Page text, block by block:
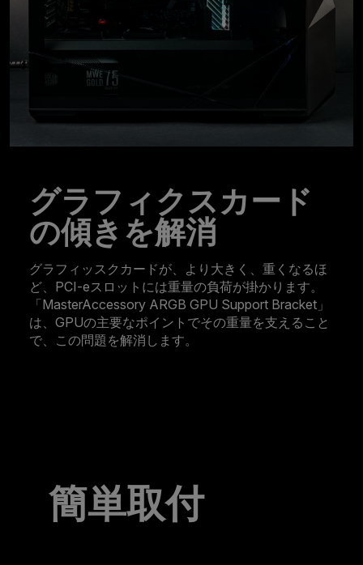
グラフィクスカード
の傾きを解消
グラフィッスクカードが、より大きく、重くなるほ
ど、PCI-eスロットには重量の負荷が掛かります。
「MasterAccessory ARGB GPU Support Bracket」
は、GPUの主要なポイントでその重量を支えること
で、この問題を解消します。
簡単取付